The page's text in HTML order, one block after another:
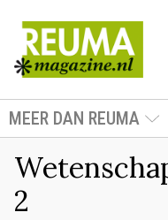
MEER DAN REUMA
2